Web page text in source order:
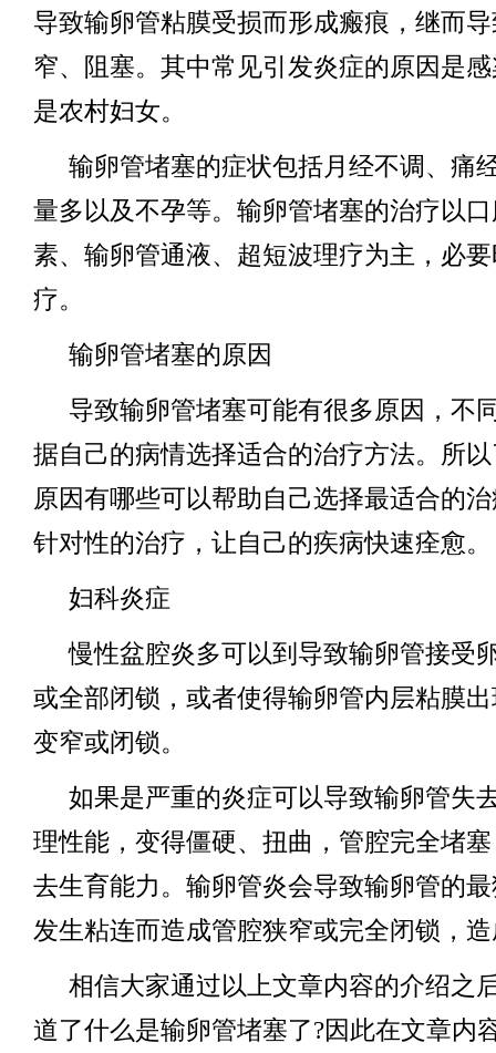
导致输卵管粘膜受损而形成瘢痕，继而
窄、阻塞。其中常见引发炎症的原因是
是农村妇女。
输卵管堵塞的症状包括月经不调、痛
量多以及不孕等。输卵管堵塞的治疗以
素、输卵管通液、超短波理疗为主，必
疗。
输卵管堵塞的原因
导致输卵管堵塞可能有很多原因，不
据自己的病情选择适合的治疗方法。所
原因有哪些可以帮助自己选择最适合的
针对性的治疗，让自己的疾病快速痊愈。
妇科炎症
慢性盆腔炎多可以到导致输卵管接受
或全部闭锁，或者使得输卵管内层粘膜
变窄或闭锁。
如果是严重的炎症可以导致输卵管失
理性能，变得僵硬、扭曲，管腔完全堵
去生育能力。输卵管炎会导致输卵管的
发生粘连而造成管腔狭窄或完全闭锁，
相信大家通过以上文章内容的介绍之
道了什么是输卵管堵塞了?因此在文章内